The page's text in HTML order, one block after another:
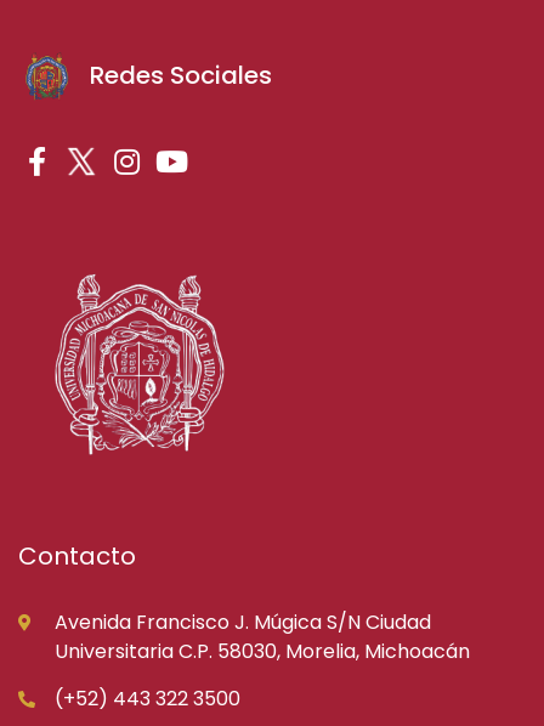
Redes Sociales
Contacto
Avenida Francisco J. Múgica S/N Ciudad
Universitaria C.P. 58030, Morelia, Michoacán
(+52) 443 322 3500